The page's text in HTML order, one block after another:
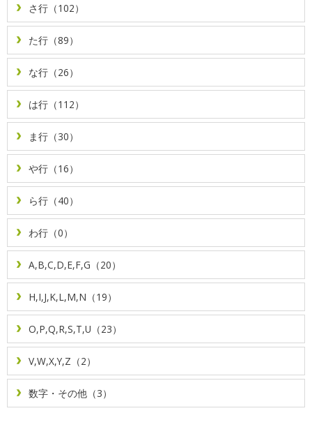
さ行（102）
た行（89）
な行（26）
は行（112）
ま行（30）
や行（16）
ら行（40）
わ行（0）
A,B,C,D,E,F,G（20）
H,I,J,K,L,M,N（19）
O,P,Q,R,S,T,U（23）
V,W,X,Y,Z（2）
数字・その他（3）